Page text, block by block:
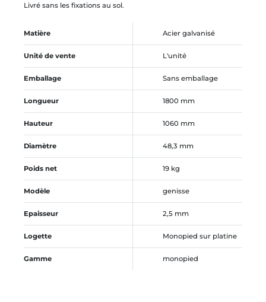
Livré sans les fixations au sol.
Matière Acier galvanisé
Unité de vente L'unité
Emballage Sans emballage
Longueur 1800 mm
Hauteur 1060 mm
Diamètre 48,3 mm
Poids net 19 kg
Modèle genisse
Epaisseur 2,5 mm
Logette Monopied sur platine
Gamme monopied